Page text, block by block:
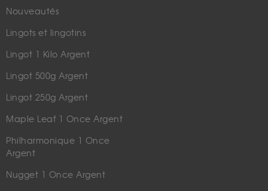
Nouveautés
Lingots et lingotins
Lingot 1 Kilo Argent
Lingot 500g Argent
Lingot 250g Argent
Maple Leaf 1 Once Argent
Philharmonique 1 Once
Argent
Nugget 1 Once Argent